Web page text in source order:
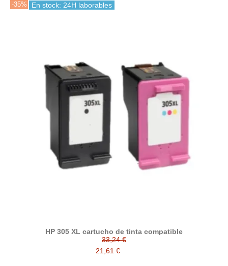
-35% En stock: 24H laborables
HP 305 XL cartucho de tinta compatible
33,24 €
21,61 €